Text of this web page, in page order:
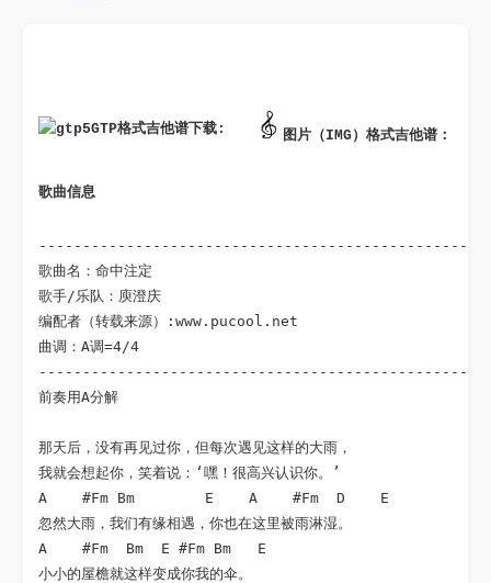
GTP格式吉他谱下载: 图片（IMG）格式吉他谱：
歌曲信息
歌曲名：命中注定
歌手/乐队：庾澄庆
编配者（转载来源）:www.pucool.net
曲调：A调=4/4
前奏用A分解
那天后，没有再见过你，但每次遇见这样的大雨，
我就会想起你，笑着说：‘嘿！很高兴认识你。’
A    #Fm Bm        E    A    #Fm  D    E
忽然大雨，我们有缘相遇，你也在这里被雨淋湿。
A    #Fm  Bm  E #Fm Bm   E
小小的屋檐就这样变成你我的伞。